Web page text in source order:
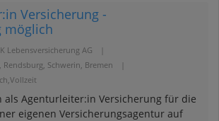
Versicherung -
möglich
Lebensversicherung AG
Rendsburg, Schwerin, Bremen
als Agenturleiter:in Versicherung für die
eigenen Versicherungsagentur auf